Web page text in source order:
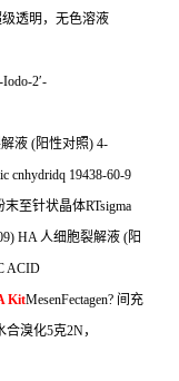
透明，无色溶液
Iodo-2′-
液 (阳性对照) 4-
cnhydridq 19438-60-9
末至针状晶体RTsigma
HA人细胞裂解液 (阳
ACID
KitMesenFectagen? 间充
合溴化5克2N，